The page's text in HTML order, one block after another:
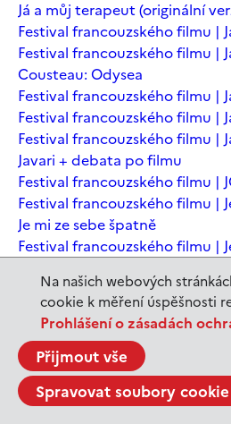
Na našich webových
cookie k měření úspěšnosti
Prohlášení o zásadách
Přijmout vše
Spravovat soubory cookie
Já a můj terapeut (originální
Festival francouzského filmu |
Festival francouzského filmu |
Cousteau: Odysea
Festival francouzského filmu |
Festival francouzského filmu |
Festival francouzského filmu |
Javari + debata po filmu
Festival francouzského filmu |
Festival francouzského filmu |
Je mi ze sebe špatně
Festival francouzského filmu |
Chomským
Festival francouzského filmu |
Festival francouzského filmu |
Festival francouzského filmu |
Králova milenka
Jeanne du Barry – Králova